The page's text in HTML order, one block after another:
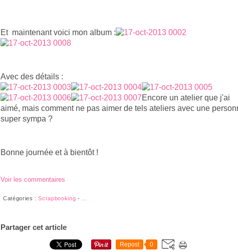
Et maintenant voici mon album :
Avec des détails :
Encore un atelier que j'ai
aimé, mais comment ne pas aimer de tels ateliers avec une
super sympa ?
Bonne journée et à bientôt !
Voir les commentaires
Catégories :Scrapbooking -
Partager cet article
Repost 0